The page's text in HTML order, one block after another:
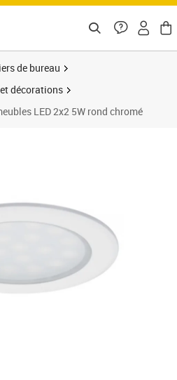
de bureau
décorations
LED 2x2 5W rond chromé